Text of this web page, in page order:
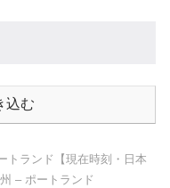
込む
トランド【現在時刻・日本
– ポートランド